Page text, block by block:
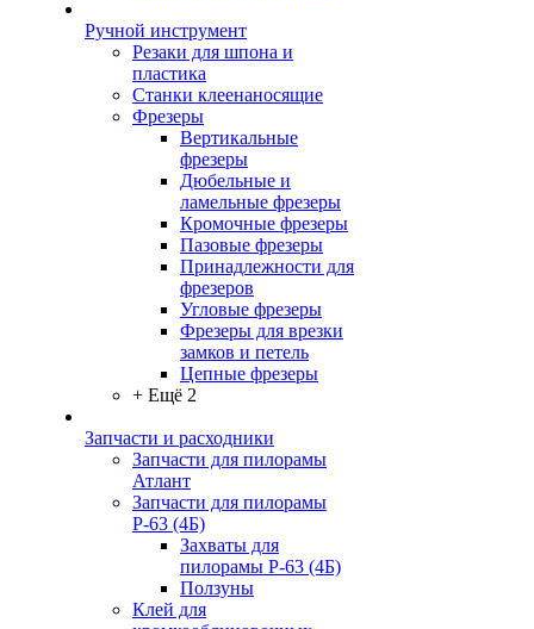
Ручной инструмент
Резаки для шпона и
пластика
Станки клеенаносящие
Фрезеры
Вертикальные
фрезеры
Дюбельные и
ламельные фрезеры
Кромочные фрезеры
Пазовые фрезеры
Принадлежности для
фрезеров
Угловые фрезеры
Фрезеры для врезки
замков и петель
Цепные фрезеры
+ Ещё 2
Запчасти и расходники
Запчасти для пилорамы
Атлант
Запчасти для пилорамы
Р-63 (4Б)
Захваты для
пилорамы Р-63 (4Б)
Ползуны
Клей для